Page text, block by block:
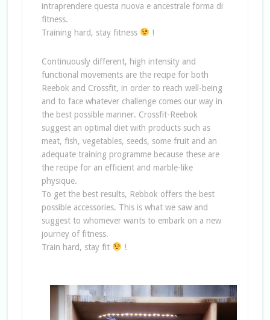
intraprendere questa nuova e ancestrale forma di
fitness.
Training hard, stay fitness
!
Continuously different, high intensity and
functional movements are the recipe for both
Reebok and Crossfit, in order to reach well-being
and to face whatever challenge comes our way in
the best possible manner. Crossfit-Reebok
suggest an optimal diet with products such as
meat, fish, vegetables, seeds, some fruit and an
adequate training programme because these are
the recipe for an efficient and marble-like
physique.
To get the best results, Rebbok offers the best
possible accessories. This is what we saw and
suggest to whomever wants to embark on a new
journey of fitness.
Train hard, stay fit
!